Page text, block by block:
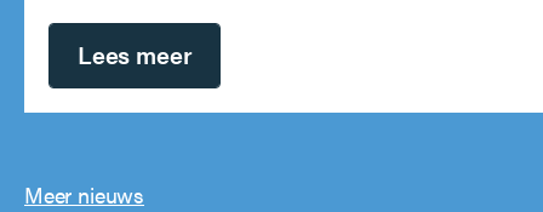
Lees meer
Meer nieuws